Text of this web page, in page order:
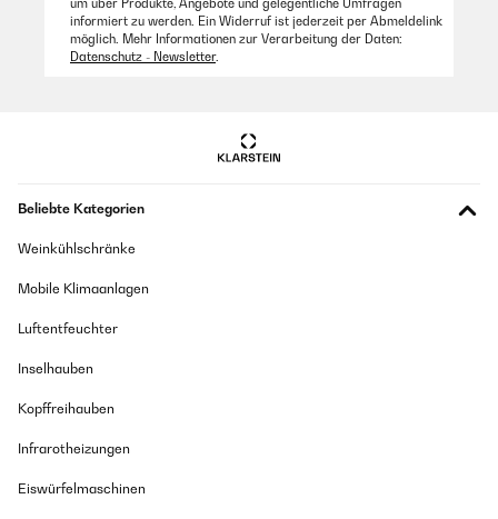
um über Produkte, Angebote und gelegentliche Umfragen
informiert zu werden. Ein Widerruf ist jederzeit per Abmeldelink
möglich. Mehr Informationen zur Verarbeitung der Daten:
Datenschutz - Newsletter.
Beliebte Kategorien
Weinkühlschränke
Mobile Klimaanlagen
Luftentfeuchter
Inselhauben
Kopffreihauben
Infrarotheizungen
Eiswürfelmaschinen